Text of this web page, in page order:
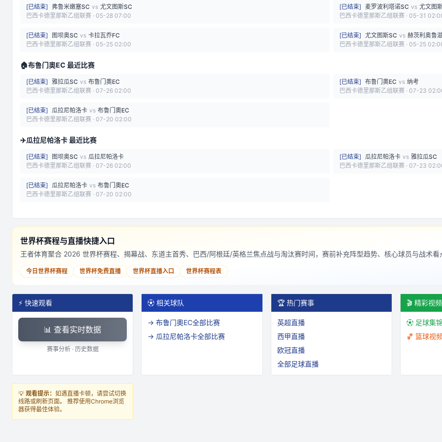
[已结束] 弗鲁米嫩塞SC vs 尤文图斯SC
巴西卡德里那斯乙组联赛 · 05-28 07:00
[已结束] 麦罗波利塔诺SC vs 尤文图
巴西卡德里那斯乙组联赛 · 05-31
[已结束] 图坝奥SC vs 卡拉瓦乔FC
巴西卡德里那斯乙组联赛 · 05-25 02:00
[已结束] 尤文图斯SC vs 赫茨利奥鲁
巴西卡德里那斯乙组联赛 · 05-25
🏠布鲁门奧EC 最近比赛
[已结束] 雅拉瓜SC vs 布鲁门奧EC
巴西卡德里那斯乙组联赛 · 07-26 02:00
[已结束] 布鲁门奧EC vs 纳考
巴西卡德里那斯乙组联赛 · 07-23
[已结束] 瓜拉尼帕洛卡 vs 布鲁门奧EC
巴西卡德里那斯乙组联赛 · 07-20 02:00
✈️瓜拉尼帕洛卡 最近比赛
[已结束] 图坝奥SC vs 瓜拉尼帕洛卡
巴西卡德里那斯乙组联赛 · 07-26 02:00
[已结束] 瓜拉尼帕洛卡 vs 雅拉瓜SC
巴西卡德里那斯乙组联赛 · 07-23
[已结束] 瓜拉尼帕洛卡 vs 布鲁门奧EC
巴西卡德里那斯乙组联赛 · 07-20 02:00
世界杯赛程与直播快捷入口
王者体育聚合 2026 世界杯赛程、揭幕战、东道主首秀、巴西/阿根廷/英格兰焦点战与淘汰赛时间，赛前补充阵型趋势、核心球员与战术看
今日世界杯赛程 世界杯免费直播 世界杯直播入口 世界杯赛程表
⚡ 快速观看
📊 查看实时数据
赛事分析 · 历史数据
⚽ 相关球队
→布鲁门奧EC全部比赛
→ 瓜拉尼帕洛卡全部比赛
🏆 热门赛事
英超直播
西甲直播
欧冠直播
全部足球直播
🎬 精彩视频
⚽ 足球集锦
🏀 篮球视
💡 观看提示： 如遇直播卡顿，请尝试切换
线路或刷新页面。 推荐使用Chrome浏览
器获得最佳体验。